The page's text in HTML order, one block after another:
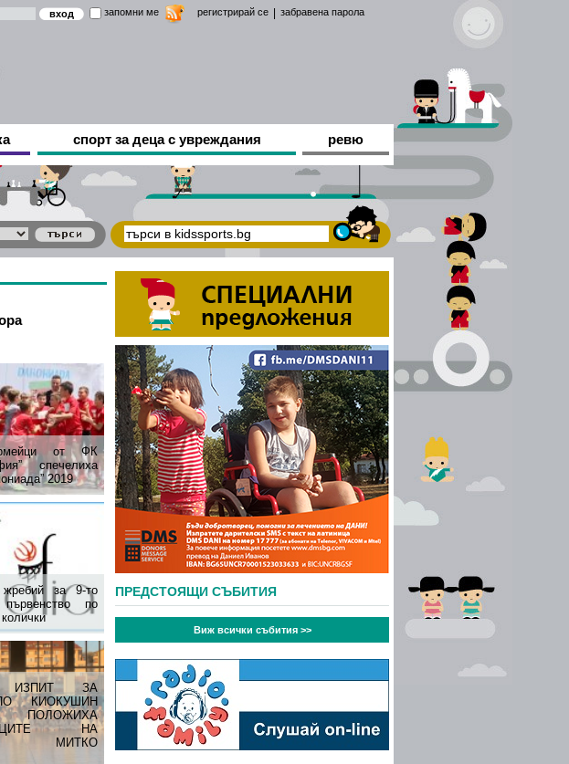
запомни ме регистрирай се забравена парола
спорт за деца с увреждания ревю
от ФК
спечелиха
2019
за 9-то
първенство по
ИЗПИТ ЗА
КИОКУШИН
НА
МИТКО
ПРЕДСТОЯЩИ СЪБИТИЯ
Виж всички събития >>